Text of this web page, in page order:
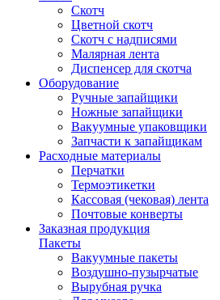
Скотч
Цветной скотч
Скотч с надписями
Малярная лента
Диспенсер для скотча
Оборудование
Ручные запайщики
Ножные запайщики
Вакуумные упаковщики
Запчасти к запайщикам
Расходные материалы
Перчатки
Термоэтикетки
Кассовая (чековая) лента
Почтовые конверты
Заказная продукция
Пакеты
Вакуумные пакеты
Воздушно-пузырчатые
Вырубная ручка